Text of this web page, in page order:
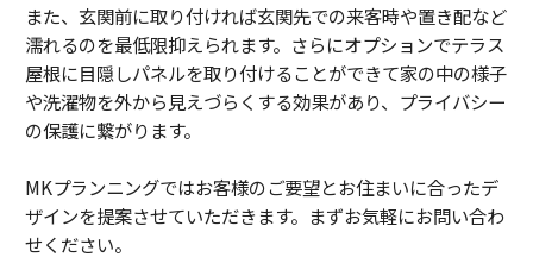
また、玄関前に取り付ければ玄関先での来客時や置き配など
濡れるのを最低限抑えられます。さらにオプションでテラス
屋根に目隠しパネルを取り付けることができて家の中の様子
や洗濯物を外から見えづらくする効果があり、プライバシー
の保護に繋がります。
MKプランニングではお客様のご要望とお住まいに合ったデ
ザインを提案させていただきます。まずお気軽にお問い合わ
せください。